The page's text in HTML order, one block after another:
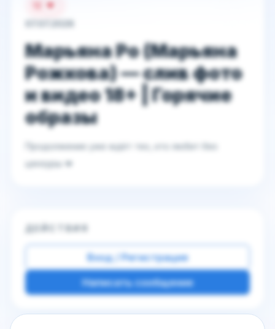
Марьяна Ро (Марьяна
Рожкова) — слив фото
и видео 18+ | Горячие
образы
Продолжение уже ждёт тех, кто любит без
цензуры 💋
ДЕЙСТВИЯ
Вход / Регистрация
Написать сообщение